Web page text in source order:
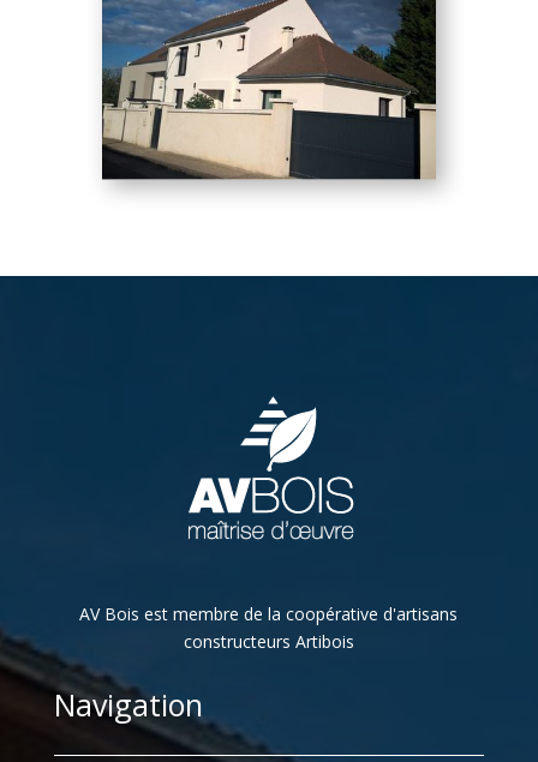
AV Bois est membre de la coopérative d'artisans
constructeurs Artibois
Navigation